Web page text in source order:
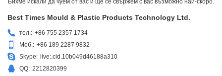
Best Times Mould & Plastic Products Technology Ltd.
тел.: +86 755 2357 1734
Моб.: +86 189 2287 9832
Skype: live:.cid.10b049d46188a310
QQ: 2212820399